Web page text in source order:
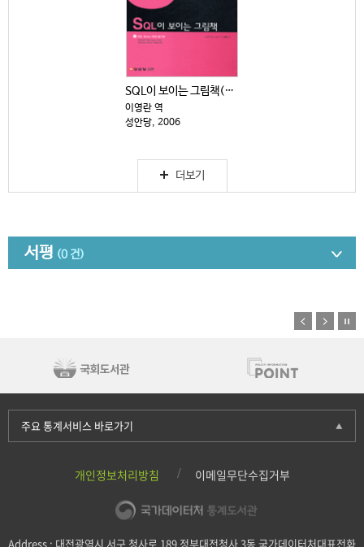
SQL이 보이는 그림책(CD 1장 별도)
이영란 역
성안당, 2006
더보기
서평 (0 건)
개인정보처리방침 이메일무단수집거부
Address : 대전광역시 서구 청사로 189 정부대전청사 3동 국가데이터처대표전화
주요 통계서비스 바로가기